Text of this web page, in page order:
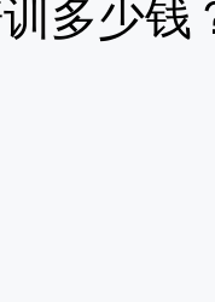
多少钱